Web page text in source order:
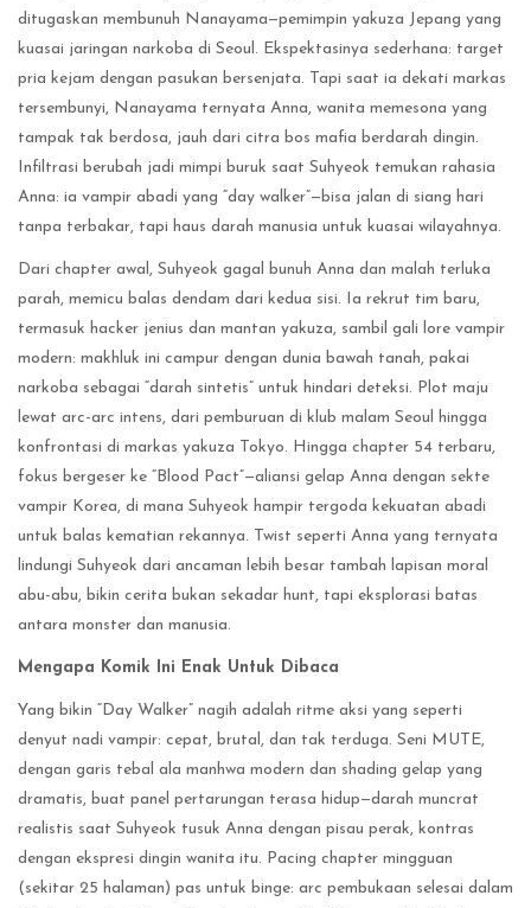
ditugaskan membunuh Nanayama—pemimpin yakuza Jepang yang
kuasai jaringan narkoba di Seoul. Ekspektasinya sederhana: target
pria kejam dengan pasukan bersenjata. Tapi saat ia dekati markas
tersembunyi, Nanayama ternyata Anna, wanita memesona yang
tampak tak berdosa, jauh dari citra bos mafia berdarah dingin.
Infiltrasi berubah jadi mimpi buruk saat Suhyeok temukan rahasia
Anna: ia vampir abadi yang “day walker”—bisa jalan di siang hari
tanpa terbakar, tapi haus darah manusia untuk kuasai wilayahnya.
Dari chapter awal, Suhyeok gagal bunuh Anna dan malah terluka
parah, memicu balas dendam dari kedua sisi. Ia rekrut tim baru,
termasuk hacker jenius dan mantan yakuza, sambil gali lore vampir
modern: makhluk ini campur dengan dunia bawah tanah, pakai
narkoba sebagai “darah sintetis” untuk hindari deteksi. Plot maju
lewat arc-arc intens, dari pemburuan di klub malam Seoul hingga
konfrontasi di markas yakuza Tokyo. Hingga chapter 54 terbaru,
fokus bergeser ke “Blood Pact”—aliansi gelap Anna dengan sekte
vampir Korea, di mana Suhyeok hampir tergoda kekuatan abadi
untuk balas kematian rekannya. Twist seperti Anna yang ternyata
lindungi Suhyeok dari ancaman lebih besar tambah lapisan moral
abu-abu, bikin cerita bukan sekadar hunt, tapi eksplorasi batas
antara monster dan manusia.
Mengapa Komik Ini Enak Untuk Dibaca
Yang bikin “Day Walker” nagih adalah ritme aksi yang seperti
denyut nadi vampir: cepat, brutal, dan tak terduga. Seni MUTE,
dengan garis tebal ala manhwa modern dan shading gelap yang
dramatis, buat panel pertarungan terasa hidup—darah muncrat
realistis saat Suhyeok tusuk Anna dengan pisau perak, kontras
dengan ekspresi dingin wanita itu. Pacing chapter mingguan
(sekitar 25 halaman) pas untuk binge: arc pembukaan selesai dalam